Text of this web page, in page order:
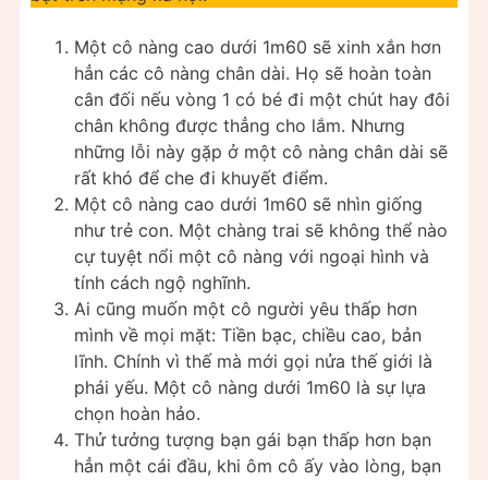
Một cô nàng cao dưới 1m60 sẽ xinh xắn hơn
hẳn các cô nàng chân dài. Họ sẽ hoàn toàn
cân đối nếu vòng 1 có bé đi một chút hay đôi
chân không được thẳng cho lắm. Nhưng
những lỗi này gặp ở một cô nàng chân dài sẽ
rất khó để che đi khuyết điểm.
Một cô nàng cao dưới 1m60 sẽ nhìn giống
như trẻ con. Một chàng trai sẽ không thể nào
cự tuyệt nổi một cô nàng với ngoại hình và
tính cách ngộ nghĩnh.
Ai cũng muốn một cô người yêu thấp hơn
mình về mọi mặt: Tiền bạc, chiều cao, bản
lĩnh. Chính vì thế mà mới gọi nửa thế giới là
phái yếu. Một cô nàng dưới 1m60 là sự lựa
chọn hoàn hảo.
Thử tưởng tượng bạn gái bạn thấp hơn bạn
hẳn một cái đầu, khi ôm cô ấy vào lòng, bạn